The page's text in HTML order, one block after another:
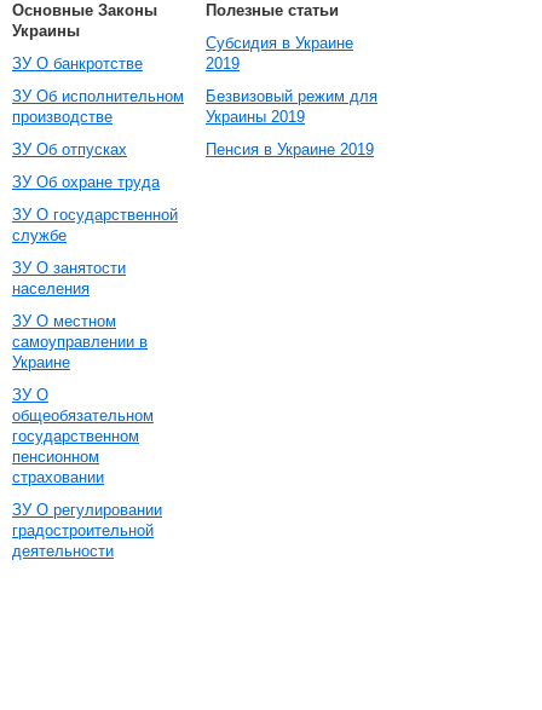
Основные Законы
Украины
ЗУ О банкротстве
ЗУ Об исполнительном
производстве
ЗУ Об отпусках
ЗУ Об охране труда
ЗУ О государственной
службе
ЗУ О занятости
населения
ЗУ О местном
самоуправлении в
Украине
ЗУ О
общеобязательном
государственном
пенсионном
страховании
ЗУ О регулировании
градостроительной
деятельности
Полезные статьи
Субсидия в Украине
2019
Безвизовый режим для
Украины 2019
Пенсия в Украине 2019